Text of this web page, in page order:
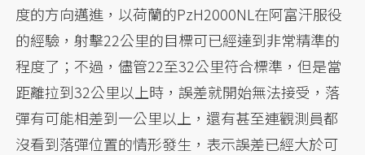
度的方向邁進，以荷蘭的PzH2000NL在阿富汗服役
的經驗，射擊22公里的目標可已經達到非常精準的
程度了；不過，儘管22至32公里符合標準，但是當
距離拉到32公里以上時，誤差就開始無法接受，落
彈有可能相差到一公里以上，還有甚至連觀測員都
沒看到落彈位置的情形發生，表示誤差已經大於可